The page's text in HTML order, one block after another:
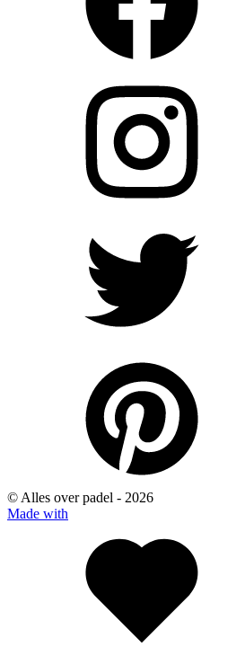
© Alles over padel - 2026
Made with